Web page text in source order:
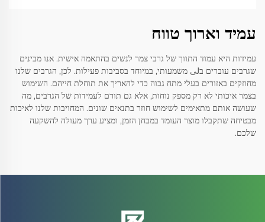
עמיד וארוך טווח
עמידות היא עמוד התווך של גרבי צמר לנשים בהתאמה אישית. אנו מבינים
שגרבים עוברים בلى משמעותי, במיוחד בסביבות פעילות. לכן, הגרבים שלנו
מחוזקים באזורים בעלי מתח גבוה כדי להאריך את תוחלת חייהם. השימוש
בצמר איכותי לא רק מספק נוחות, אלא גם תורם לעמידות של הגרבים, מה
שעושה אותם מתאימים לשימוש חוזר בתנאים שונים. המחויבות שלנו לאיכות
מבטיחה שתקבלו מוצר העומד במבחן הזמן, ומציע ערך מעולה להשקעה
שלכם.